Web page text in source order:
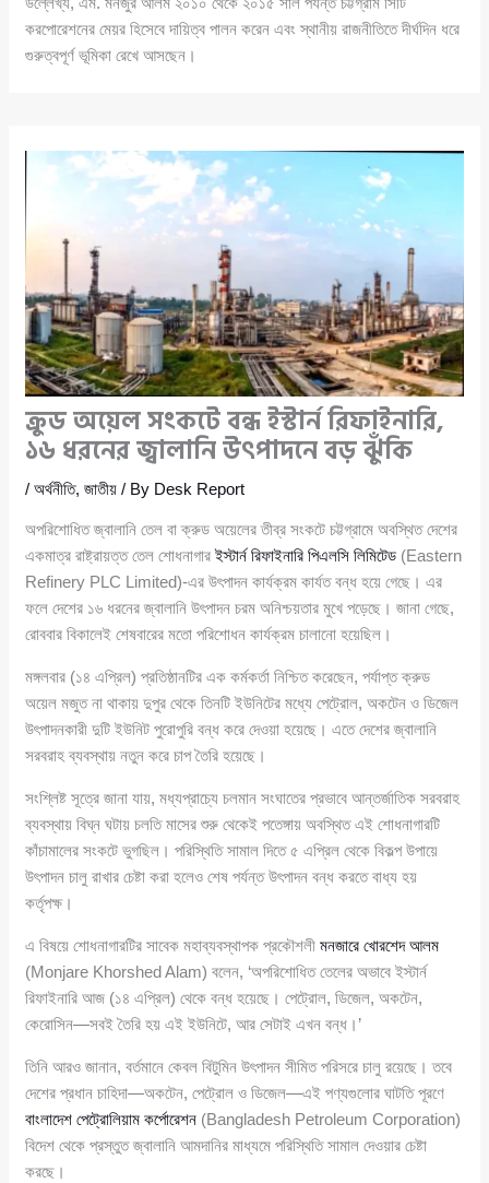
করপোরেশনের মেয়র হিসেবে দায়িত্ব পালন করেন এবং স্থানীয় রাজনীতিতে দীর্ঘদিন ধরে
গুরুত্বপূর্ণ ভূমিকা রেখে আসছেন।
ক্রুড অয়েল সংকটে বন্ধ ইস্টার্ন রিফাইনারি,
১৬ ধরনের জ্বালানি উৎপাদনে বড় ঝুঁকি
/অর্থনীতি,জাতীয় / By Desk Report
অপরিশোধিত জ্বালানি তেল বা ক্রুড অয়েলের তীব্র সংকটে চট্টগ্রামে অবস্থিত দেশের
একমাত্র রাষ্ট্রায়ত্ত তেল শোধনাগারইস্টার্ন রিফাইনারি পিএলসি লিমিটেড (Eastern
Refinery PLC Limited)-এর উৎপাদন কার্যক্রম কার্যত বন্ধ হয়ে গেছে। এর
ফলে দেশের ১৬ ধরনের জ্বালানি উৎপাদন চরম অনিশ্চয়তার মুখে পড়েছে। জানা গেছে,
রোববার বিকালেই শেষবারের মতো পরিশোধন কার্যক্রম চালানো হয়েছিল।
মঙ্গলবার (১৪ এপ্রিল) প্রতিষ্ঠানটির এক কর্মকর্তা নিশ্চিত করেছেন, পর্যাপ্ত ক্রুড
অয়েল মজুত না থাকায় দুপুর থেকে তিনটি ইউনিটের মধ্যে পেট্রোল, অকটেন ও ডিজেল
উৎপাদনকারী দুটি ইউনিট পুরোপুরি বন্ধ করে দেওয়া হয়েছে। এতে দেশের জ্বালানি
সরবরাহ ব্যবস্থায় নতুন করে চাপ তৈরি হয়েছে।
সংশ্লিষ্ট সূত্রে জানা যায়, মধ্যপ্রাচ্যে চলমান সংঘাতের প্রভাবে আন্তর্জাতিক সরবরাহ
ব্যবস্থায় বিঘ্ন ঘটায় চলতি মাসের শুরু থেকেই পতেঙ্গায় অবস্থিত এই শোধনাগারটি
কাঁচামালের সংকটে ভুগছিল। পরিস্থিতি সামাল দিতে ৫ এপ্রিল থেকে বিকল্প উপায়ে
উৎপাদন চালু রাখার চেষ্টা করা হলেও শেষ পর্যন্ত উৎপাদন বন্ধ করতে বাধ্য হয়
কর্তৃপক্ষ।
এ বিষয়ে শোধনাগারটির সাবেক মহাব্যবস্থাপক প্রকৌশলীমনজারে খোরশেদ আলম
(Monjare Khorshed Alam) বলেন, ‘অপরিশোধিত তেলের অভাবে ইস্টার্ন
রিফাইনারি আজ (১৪ এপ্রিল) থেকে বন্ধ হয়েছে। পেট্রোল, ডিজেল, অকটেন,
কেরোসিন—সবই তৈরি হয় এই ইউনিটে, আর সেটাই এখন বন্ধ।’
তিনি আরও জানান, বর্তমানে কেবল বিটুমিন উৎপাদন সীমিত পরিসরে চালু রয়েছে। তবে
দেশের প্রধান চাহিদা—অকটেন, পেট্রোল ও ডিজেল—এই পণ্যগুলোর ঘাটতি পূরণে
বাংলাদেশ পেট্রোলিয়াম কর্পোরেশন (Bangladesh Petroleum Corporation)
বিদেশ থেকে প্রস্তুত জ্বালানি আমদানির মাধ্যমে পরিস্থিতি সামাল দেওয়ার চেষ্টা
করছে।